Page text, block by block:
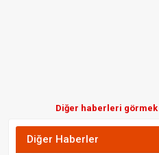
Diğer haberleri görmek
Diğer Haberler